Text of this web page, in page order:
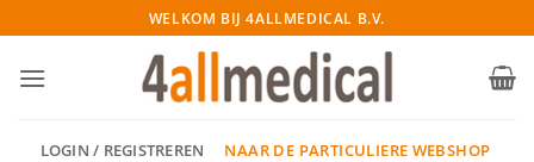
naar
inhoud
WELKOM BIJ 4ALLMEDICAL B.V.
LOGIN / REGISTREREN NAAR DE PARTICULIERE WEBSHOP